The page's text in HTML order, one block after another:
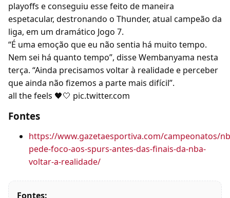
playoffs e conseguiu esse feito de maneira
espetacular, destronando o Thunder, atual campeão da
liga, em um dramático Jogo 7.
“É uma emoção que eu não sentia há muito tempo.
Nem sei há quanto tempo”, disse Wembanyama nesta
terça. “Ainda precisamos voltar à realidade e perceber
que ainda não fizemos a parte mais difícil”.
all the feels 🖤🤍 pic.twitter.com
Fontes
https://www.gazetaesportiva.com/campeonatos/
pede-foco-aos-spurs-antes-das-finais-da-nba-
voltar-a-realidade/
Fontes: